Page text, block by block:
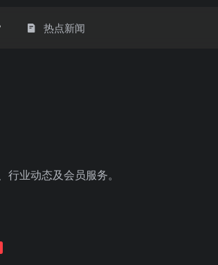
热点新闻
业动态及会员服务。